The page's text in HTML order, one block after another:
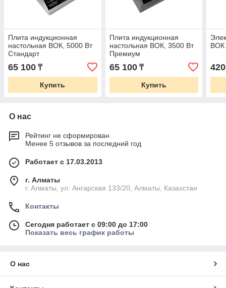
Плита индукционная
настольная ВОК, 5000 Вт
Стандарт
65 100 ₸
Купить
Плита индукционная
настольная ВОК, 3500 Вт
Премиум
65 100₸
Купить
ВОК
О нас
Рейтинг не сформирован
Менее 5 отзывов за последний год
Работает с 17.03.2013
г. Алматы
г. Алматы, ул. Ангарская 133/20, Алматы, Казахстан
Контакты
Сегодня работает с 09:00 до 17:00
Показать весь график работы
О нас